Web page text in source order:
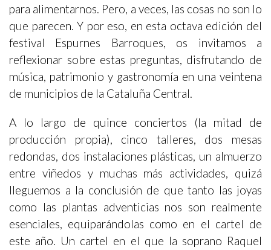
para alimentarnos. Pero, a veces, las cosas no son lo
que parecen. Y por eso, en esta octava edición del
festival Espurnes Barroques, os invitamos a
reflexionar sobre estas preguntas, disfrutando de
música, patrimonio y gastronomía en una veintena
de municipios de la Cataluña Central.
A lo largo de quince conciertos (la mitad de
producción propia), cinco talleres, dos mesas
redondas, dos instalaciones plásticas, un almuerzo
entre viñedos y muchas más actividades, quizá
lleguemos a la conclusión de que tanto las joyas
como las plantas adventicias nos son realmente
esenciales, equiparándolas como en el cartel de
este año. Un cartel en el que la soprano Raquel